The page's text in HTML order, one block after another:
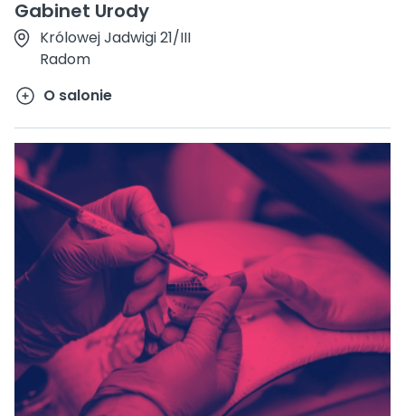
Gabinet Urody
Królowej Jadwigi 21/III
Radom
O salonie